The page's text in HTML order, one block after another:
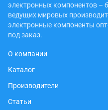
электронных компонентов –
ведущих мировых
электронные компоненты
под заказ.
О компании
Каталог
Производители
Статьи